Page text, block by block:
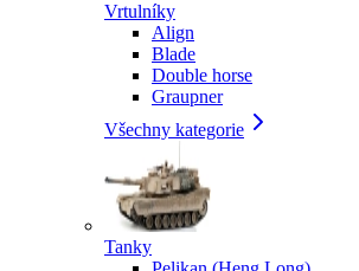
Vrtulníky
Align
Blade
Double horse
Graupner
Všechny kategorie
Tanky